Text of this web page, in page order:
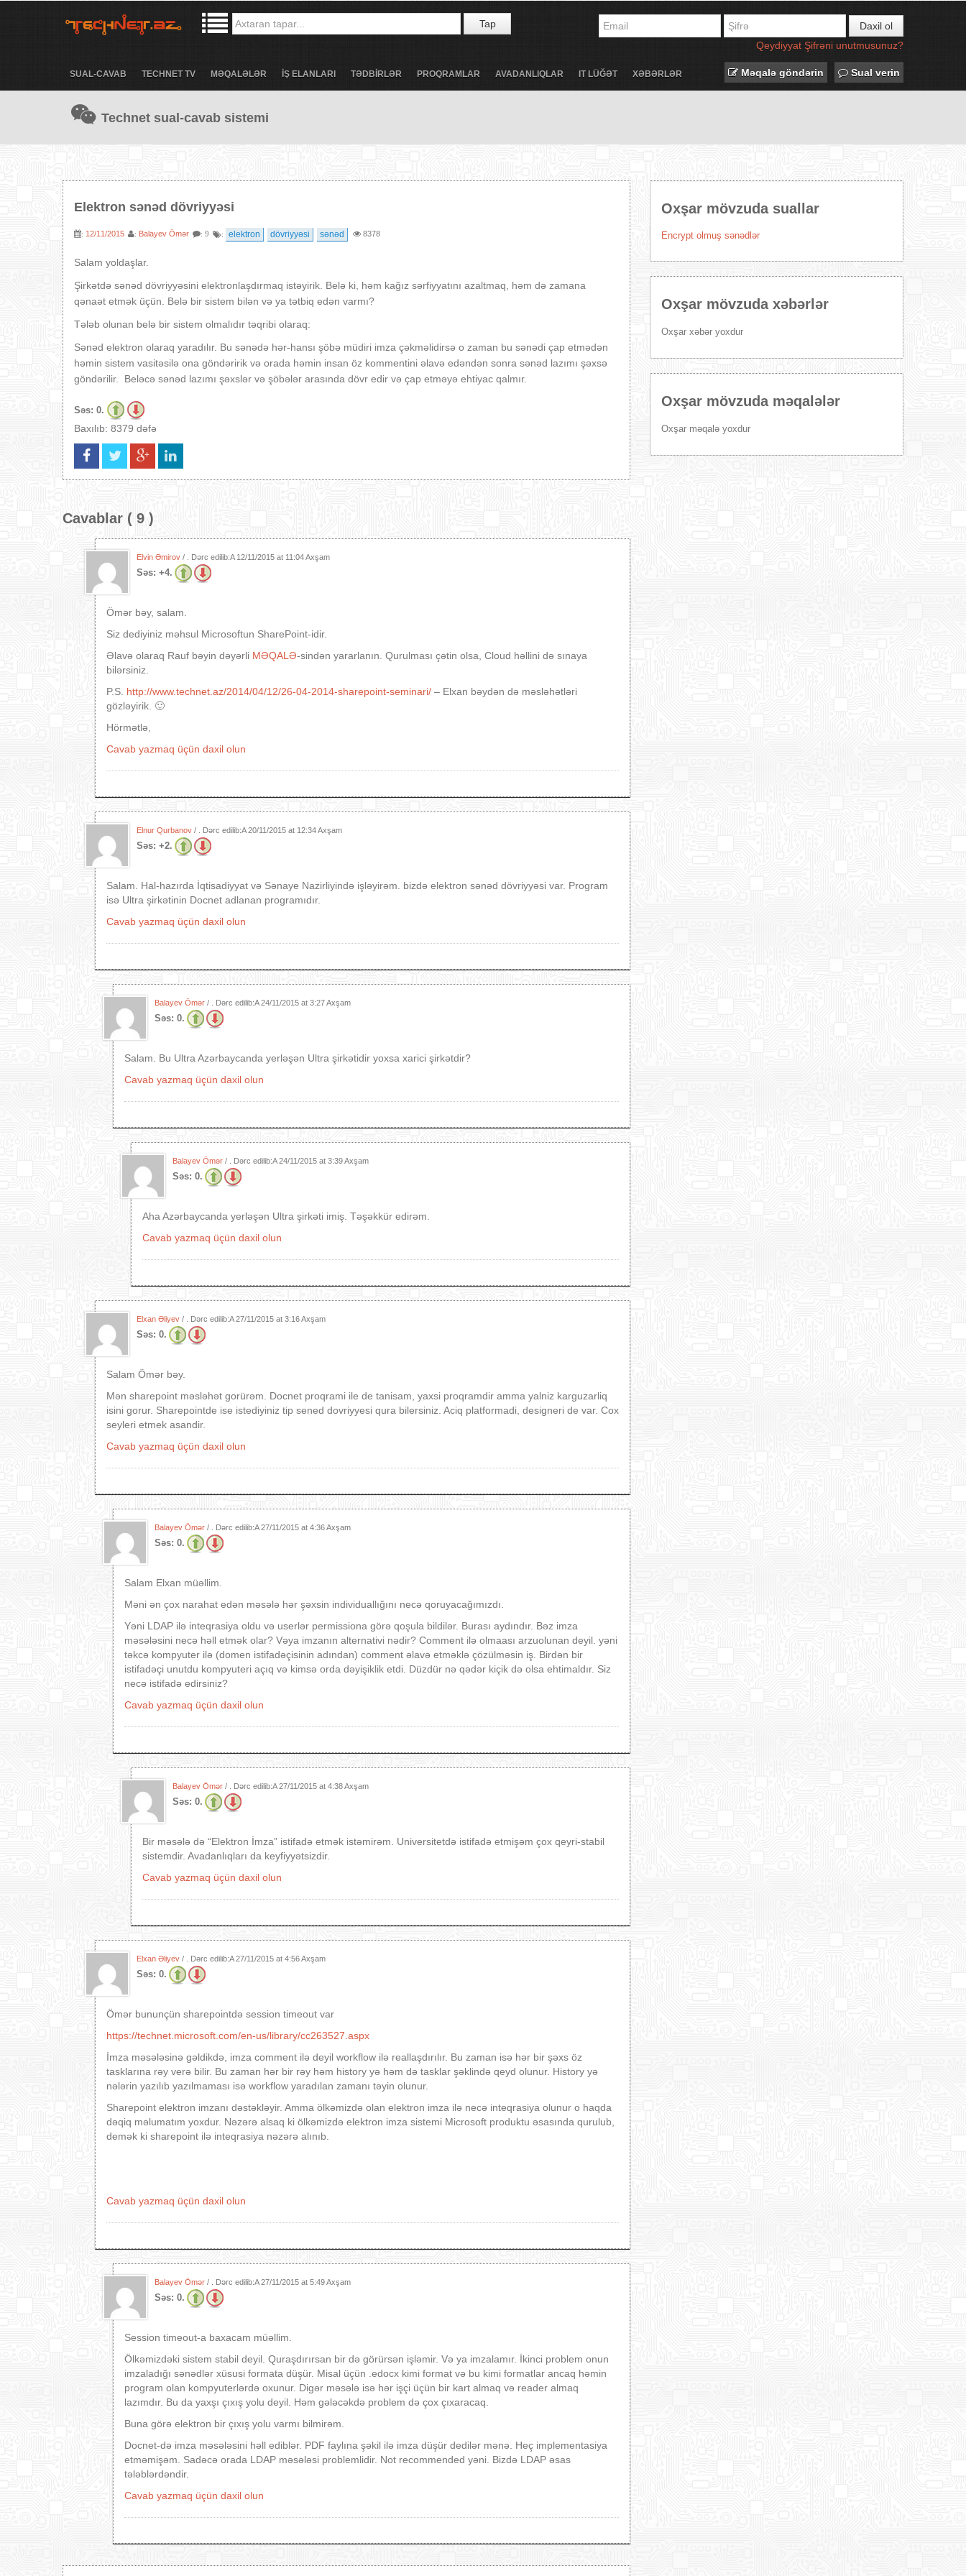
Tap
Daxil ol
Qeydiyyat Şifrəni unutmusunuz?
SUAL-CAVAB TECHNET TV MƏQALƏLƏR İŞ ELANLARI TƏDBİRLƏR PROQRAMLAR AVADANLIQLAR IT LÜĞƏT XƏBƏRLƏR Məqalə göndərin Sual verin
Technet sual-cavab sistemi
Elektron sənəd dövriyyəsi
: 12/11/2015 : Balayev Ömər : 9 : elektron dövriyyəsi sənəd 8378
Salam yoldaşlar.
Şirkətdə sənəd dövriyyəsini elektronlaşdırmaq istəyirik. Belə ki, həm kağız sərfiyyatını azaltmaq, həm də zamana
qənaət etmək üçün. Belə bir sistem bilən və ya tətbiq edən varmı?
Tələb olunan belə bir sistem olmalıdır təqribi olaraq:
Sənəd elektron olaraq yaradılır. Bu sənədə hər-hansı şöbə müdiri imza çəkməlidirsə o zaman bu sənədi çap etmədən
həmin sistem vasitəsilə ona göndəririk və orada həmin insan öz kommentini əlavə edəndən sonra sənəd lazımı şəxsə
göndərilir. Beləcə sənəd lazımı şəxslər və şöbələr arasında dövr edir və çap etməyə ehtiyac qalmır.
Səs: 0.
Baxılıb: 8379 dəfə
Cavablar ( 9 )
Elvin Əmirov / . Dərc edilib:A 12/11/2015 at 11:04 Axşam
Səs: +4.
Ömər bəy, salam.
Siz dediyiniz məhsul Microsoftun SharePoint-idir.
Əlavə olaraq Rauf bəyin dəyərli MƏQALƏ-sindən yararlanın. Qurulması çətin olsa, Cloud həllini də sınaya
bilərsiniz.
P.S. http://www.technet.az/2014/04/12/26-04-2014-sharepoint-seminari/ – Elxan bəydən də məsləhətləri
gözləyirik. 🙂
Hörmətlə,
Cavab yazmaq üçün daxil olun
Elnur Qurbanov / . Dərc edilib:A20/11/2015 at 12:34 Axşam
Səs: +2.
Salam. Hal-hazırda İqtisadiyyat və Sənaye Nazirliyində işləyirəm. bizdə elektron sənəd dövriyyəsi var. Program
isə Ultra şirkətinin Docnet adlanan programıdır.
Cavab yazmaq üçün daxil olun
Balayev Ömər / . Dərc edilib:A24/11/2015 at 3:27 Axşam
Səs: 0.
Salam. Bu Ultra Azərbaycanda yerləşən Ultra şirkətidir yoxsa xarici şirkətdir?
Cavab yazmaq üçün daxil olun
Balayev Ömər / . Dərc edilib:A24/11/2015 at 3:39 Axşam
Səs: 0.
Aha Azərbaycanda yerləşən Ultra şirkəti imiş. Təşəkkür edirəm.
Cavab yazmaq üçün daxil olun
Elxan Əliyev / . Dərc edilib:A27/11/2015 at 3:16 Axşam
Səs: 0.
Salam Ömər bəy.
Mən sharepoint məsləhət gorürəm. Docnet proqrami ile de tanisam, yaxsi proqramdir amma yalniz karguzarliq
isini gorur. Sharepointde ise istediyiniz tip sened dovriyyesi qura bilersiniz. Aciq platformadi, designeri de var. Cox
seyleri etmek asandir.
Cavab yazmaq üçün daxil olun
Balayev Ömər / . Dərc edilib:A27/11/2015 at 4:36 Axşam
Səs: 0.
Salam Elxan müəllim.
Məni ən çox narahat edən məsələ hər şəxsin individuallığını necə qoruyacağımızdı.
Yəni LDAP ilə inteqrasiya oldu və userlər permissiona görə qoşula bildilər. Burası aydındır. Bəz imza
məsələsini necə həll etmək olar? Vəya imzanın alternativi nədir? Comment ilə olmaası arzuolunan deyil. yəni
təkcə kompyuter ilə (domen istifadəçisinin adından) comment əlavə etməklə çözülməsin iş. Birdən bir
istifadəçi unutdu kompyuteri açıq və kimsə orda dəyişiklik etdi. Düzdür nə qədər kiçik də olsa ehtimaldır. Siz
necə istifadə edirsiniz?
Cavab yazmaq üçün daxil olun
Balayev Ömər / . Dərc edilib:A27/11/2015 at 4:38 Axşam
Səs: 0.
Bir məsələ də “Elektron İmza” istifadə etmək istəmirəm. Universitetdə istifadə etmişəm çox qeyri-stabil
sistemdir. Avadanlıqları da keyfiyyətsizdir.
Cavab yazmaq üçün daxil olun
Elxan Əliyev / . Dərc edilib:A27/11/2015 at 4:56 Axşam
Səs: 0.
Ömər bununçün sharepointdə session timeout var
https://technet.microsoft.com/en-us/library/cc263527.aspx
İmza məsələsinə gəldikdə, imza comment ilə deyil workflow ilə reallaşdırılır. Bu zaman isə hər bir şəxs öz
tasklarına rəy verə bilir. Bu zaman hər bir rəy həm history yə həm də tasklar şəklində qeyd olunur. History yə
nələrin yazılıb yazılmaması isə workflow yaradılan zamanı təyin olunur.
Sharepoint elektron imzanı dəstəkləyir. Amma ölkəmizdə olan elektron imza ilə necə inteqrasiya olunur o haqda
dəqiq məlumatım yoxdur. Nəzərə alsaq ki ölkəmizdə elektron imza sistemi Microsoft produktu əsasında qurulub,
demək ki sharepoint ilə inteqrasiya nəzərə alınıb.
Cavab yazmaq üçün daxil olun
Balayev Ömər / . Dərc edilib:A27/11/2015 at 5:49 Axşam
Səs: 0.
Session timeout-a baxacam müəllim.
Ölkəmizdəki sistem stabil deyil. Quraşdırırsan bir də görürsən işləmir. Və ya imzalamır. İkinci problem onun
imzaladığı sənədlər xüsusi formata düşür. Misal üçün .edocx kimi format və bu kimi formatlar ancaq həmin
program olan kompyuterlərdə oxunur. Digər məsələ isə hər işçi üçün bir kart almaq və reader almaq
lazımdır. Bu da yaxşı çıxış yolu deyil. Həm gələcəkdə problem də çox çıxaracaq.
Buna görə elektron bir çıxış yolu varmı bilmirəm.
Docnet-də imza məsələsini həll ediblər. PDF faylına şəkil ilə imza düşür dedilər mənə. Heç implementasiya
etməmişəm. Sadəcə orada LDAP məsələsi problemlidir. Not recommended yəni. Bizdə LDAP əsas
tələblərdəndir.
Cavab yazmaq üçün daxil olun
Oxşar mövzuda suallar
Encrypt olmuş sənədlər
Oxşar mövzuda xəbərlər
Oxşar xəbər yoxdur
Oxşar mövzuda məqalələr
Oxşar məqalə yoxdur